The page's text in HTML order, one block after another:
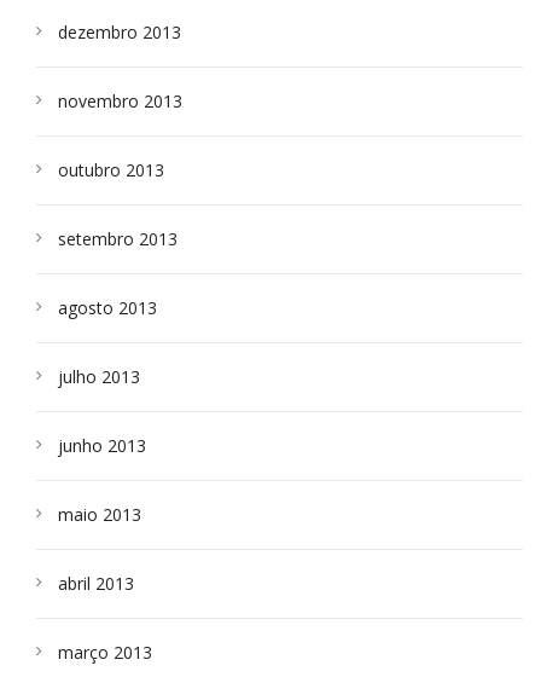
dezembro 2013
novembro 2013
outubro 2013
setembro 2013
agosto 2013
julho 2013
junho 2013
maio 2013
abril 2013
março 2013